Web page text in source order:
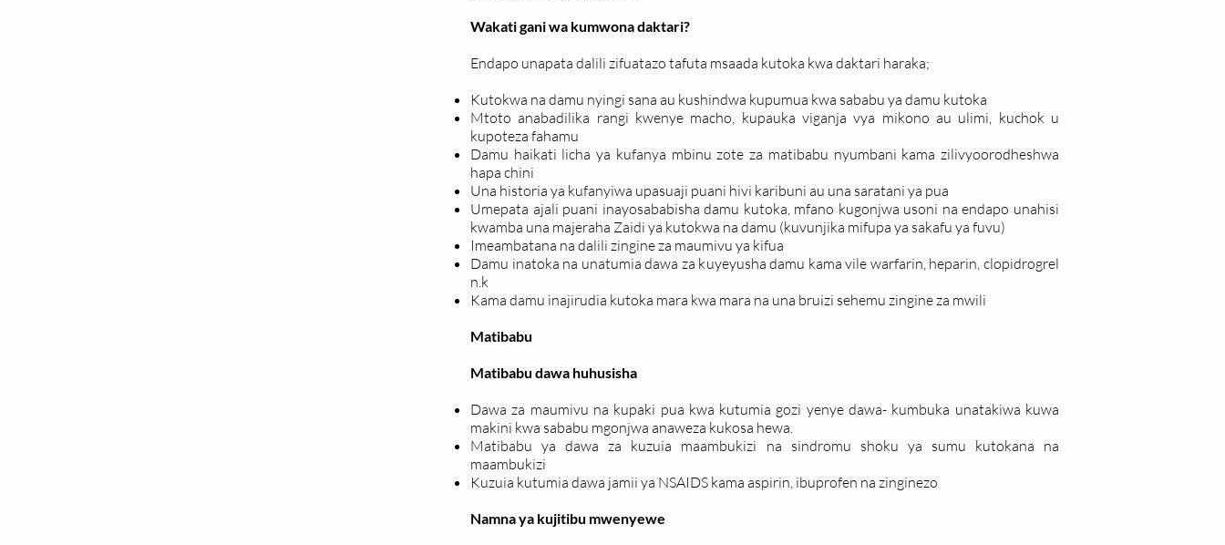
Wakati gani wa kumwona daktari?
Endapo unapata dalili zifuatazo tafuta msaada kutoka kwa daktari haraka;
Kutokwa na damu nyingi sana au kushindwa kupumua kwa sababu ya damu kutoka
Mtoto anabadilika rangi kwenye macho, kupauka viganja vya mikono au ulimi, kuchok u
kupoteza fahamu
Damu haikati licha ya kufanya mbinu zote za matibabu nyumbani kama zilivyoorodheshwa
hapa chini
Una historia ya kufanyiwa upasuaji puani hivi karibuni au una saratani ya pua
Umepata ajali puani inayosababisha damu kutoka, mfano kugonjwa usoni na endapo unahisi
kwamba una majeraha Zaidi ya kutokwa na damu (kuvunjika mifupa ya sakafu ya fuvu)
Imeambatana na dalili zingine za maumivu ya kifua
Damu inatoka na unatumia dawa za kuyeyusha damu kama vile warfarin, heparin, clopidrogrel
n.k
Kama damu inajirudia kutoka mara kwa mara na una bruizi sehemu zingine za mwili
Matibabu
Matibabu dawa huhusisha
Dawa za maumivu na kupaki pua kwa kutumia gozi yenye dawa- kumbuka unatakiwa kuwa
makini kwa sababu mgonjwa anaweza kukosa hewa.
Matibabu ya dawa za kuzuia maambukizi na sindromu shoku ya sumu kutokana na
maambukizi
Kuzuia kutumia dawa jamii ya NSAIDS kama aspirin, ibuprofen na zinginezo
Namna ya kujitibu mwenyewe